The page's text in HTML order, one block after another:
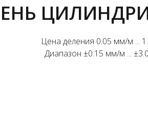
Цена деления 0.05 мм/м ...
Диапазон ±0.15 мм/м ...